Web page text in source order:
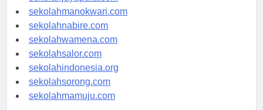
sekolahjayapura.com
sekolahmanokwari.com
sekolahnabire.com
sekolahwamena.com
sekolahsalor.com
sekolahindonesia.org
sekolahsorong.com